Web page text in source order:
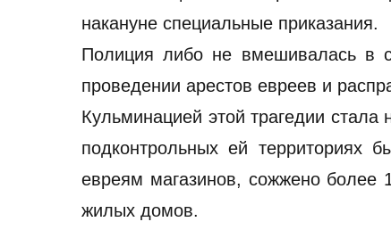
накануне специальные приказания.
Полиция либо не вмешивалась в
проведении арестов евреев и
Кульминацией этой трагедии
подконтрольных ей территориях
евреям магазинов, сожжено более
жилых домов.